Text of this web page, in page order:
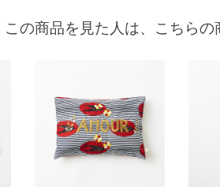
この商品を見た人は、こちらの